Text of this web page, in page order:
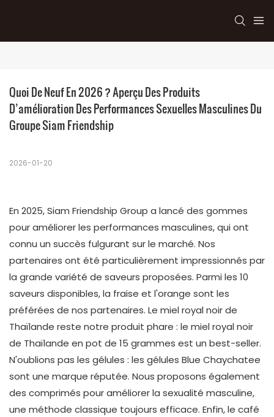
Quoi De Neuf En 2026 ? Aperçu Des Produits
D’amélioration Des Performances Sexuelles Masculines Du
Groupe Siam Friendship
2026-01-20
En 2025, Siam Friendship Group a lancé des gommes
pour améliorer les performances masculines, qui ont
connu un succès fulgurant sur le marché. Nos
partenaires ont été particulièrement impressionnés par
la grande variété de saveurs proposées. Parmi les 10
saveurs disponibles, la fraise et l'orange sont les
préférées de nos partenaires. Le miel royal noir de
Thaïlande reste notre produit phare : le miel royal noir
de Thaïlande en pot de 15 grammes est un best-seller.
N'oublions pas les gélules : les gélules Blue Chaychatee
sont une marque réputée. Nous proposons également
des comprimés pour améliorer la sexualité masculine,
une méthode classique toujours efficace. Enfin, le café